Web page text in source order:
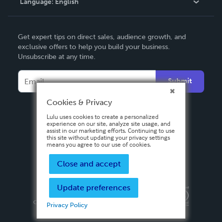
Contact Support
Language: English
Deutsch
Français
Español
Get expert tips on direct sales, audience growth, and
exclusive offers to help you build your business.
Unsubscribe at any time.
Submit
Privacy PolicyTerms & Conditions
Copyright ©
2026 Lulu Press, Inc. All rights reserved.
Cookies & Privacy
Lulu uses cookies to create a personalized
experience on our site, analyze site usage, and
assist in our marketing efforts. Continuing to use
this site without updating your privacy settings
means you agree to our use of cookies.
Close and accept
Update preferences
Privacy Policy